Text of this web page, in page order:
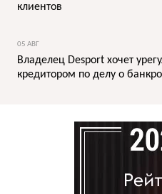
клиентов
05 АВГ
Владелец Desport хочет
кредитором по делу о